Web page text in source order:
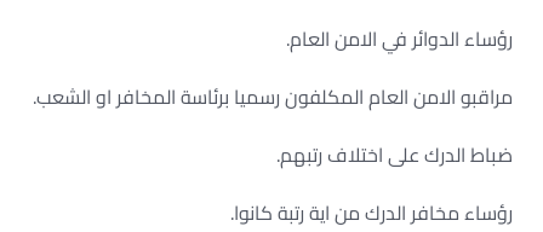
رؤساء الدوائر في الامن العام.
مراقبو الامن العام المكلفون رسميا برئاسة المخافر او الشعب.
ضباط الدرك على اختلاف رتبهم.
رؤساء مخافر الدرك من اية رتبة كانوا.